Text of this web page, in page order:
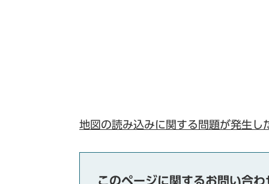
地図の読み込みに関する問題が発生し
このページに関するお問い合わ